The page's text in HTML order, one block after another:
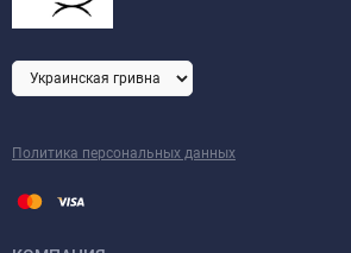
Политика персональных данных